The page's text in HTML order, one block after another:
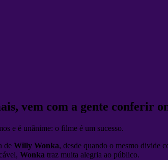
vem com a gente conferir
e é unânime: o filme é um sucesso.
de Willy Wonka, desde quando o mesmo divide
Wonka traz muita alegria ao público.